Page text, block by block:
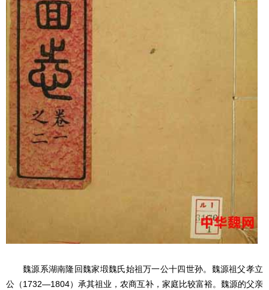
魏源系湖南隆回魏家塅魏氏始祖万一公十四世孙。魏源祖父孝立
公（1732—1804）承其祖业，农商互补，家庭比较富裕。魏源的父亲